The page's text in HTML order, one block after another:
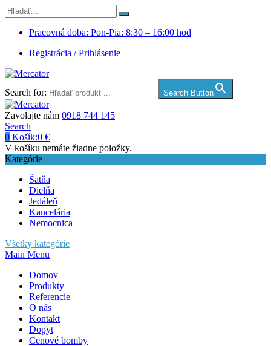
Pracovná doba: Pon-Pia: 8:30 – 16:00 hod
Registrácia / Prihlásenie
Search for: Search Button
Zavolajte nám 0918 744 145
Search
0 Košík:0 €
V košíku nemáte žiadne položky.
Kategórie
Šatňa
Dielňa
Jedáleň
Kancelária
Nemocnica
Všetky kategórie
Main Menu
Domov
Produkty
Referencie
O nás
Kontakt
Dopyt
Cenové bomby